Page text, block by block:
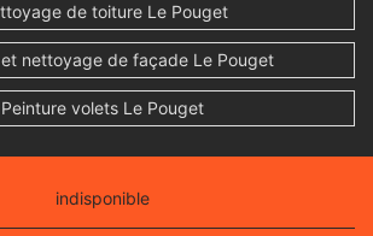
de toiture Le Pouget
nettoyage de façade Le Pouget
Peinture volets Le Pouget
indisponible